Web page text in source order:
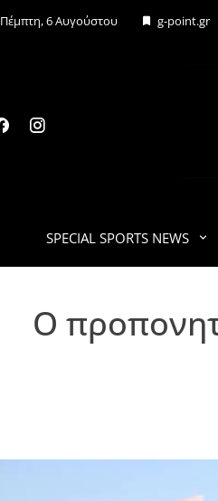
Πέμπτη, 6 Αυγούστου g-point.gr
SPECIAL SPORTS NEWS
Ο